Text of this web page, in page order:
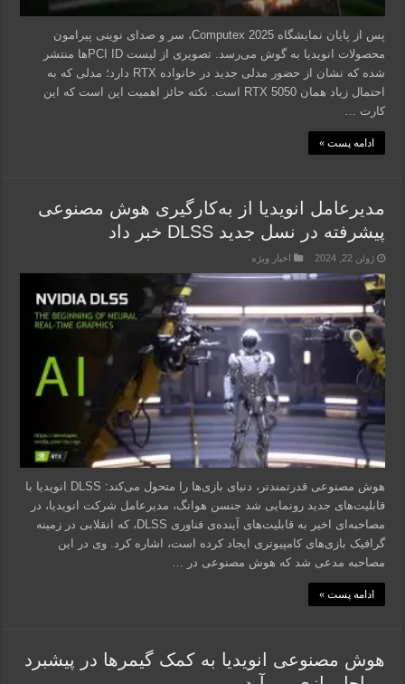
پس از پایان نمایشگاه Computex 2025، سر و صدای نوینی پیرامون
محصولات انویدیا به گوش می‌رسد. تصویری از لیست PCI IDها منتشر
شده که نشان از حضور مدلی جدید در خانواده RTX دارد؛ مدلی که به
احتمال زیاد همان RTX 5050 است. نکته حائز اهمیت این است که این
کارت …
ادامه پست »
مدیرعامل انویدیا از به‌کارگیری هوش مصنوعی
پیشرفته در نسل جدید DLSS خبر داد
ژوئن 22, 2024 اخبار ویژه
هوش مصنوعی قدرتمندتر، دنیای بازی‌ها را متحول می‌کند: DLSS انویدیا با
قابلیت‌های جدید رونمایی شد جنسن هوانگ، مدیرعامل شرکت انویدیا، در
مصاحبه‌ای اخیر به قابلیت‌های آینده‌ی فناوری DLSS، که انقلابی در زمینه
گرافیک بازی‌های کامپیوتری ایجاد کرده است، اشاره کرد. وی در این
مصاحبه مدعی شد که هوش مصنوعی در …
ادامه پست »
هوش مصنوعی انویدیا به کمک گیمرها در پیشبرد